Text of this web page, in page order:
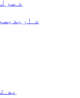
د
د
په